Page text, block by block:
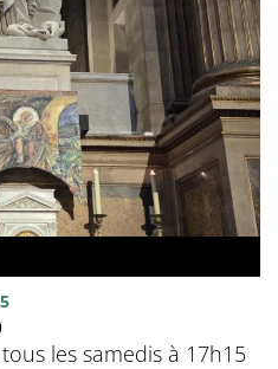
les samedis à 17h15